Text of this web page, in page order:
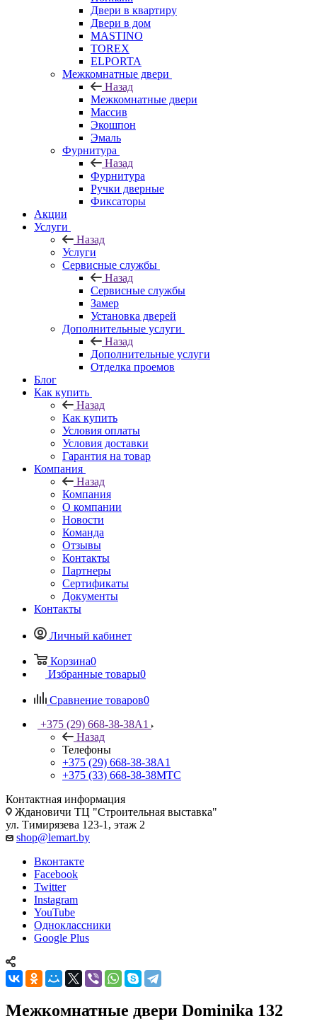
Двери в квартиру
Двери в дом
MASTINO
TOREX
ELPORTA
Межкомнатные двери
Назад
Межкомнатные двери
Массив
Экошпон
Эмаль
Фурнитура
Назад
Фурнитура
Ручки дверные
Фиксаторы
Акции
Услуги
Назад
Услуги
Сервисные службы
Назад
Сервисные службы
Замер
Установка дверей
Дополнительные услуги
Назад
Дополнительные услуги
Отделка проемов
Блог
Как купить
Назад
Как купить
Условия оплаты
Условия доставки
Гарантия на товар
Компания
Назад
Компания
О компании
Новости
Команда
Отзывы
Контакты
Партнеры
Сертификаты
Документы
Контакты
Личный кабинет
Корзина0
Избранные товары0
Сравнение товаров0
+375 (29) 668-38-38A1
Назад
Телефоны
+375 (29) 668-38-38A1
+375 (33) 668-38-38МТС
Контактная информация
Ждановичи ТЦ "Строительная выставка"
ул. Тимирязева 123-1, этаж 2
shop@lemart.by
Вконтакте
Facebook
Twitter
Instagram
YouTube
Одноклассники
Google Plus
Межкомнатные двери Dominika 132